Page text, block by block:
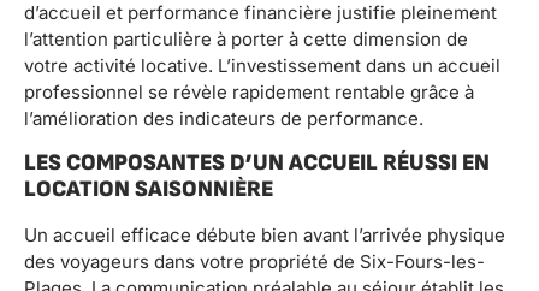
d’accueil et performance financière justifie pleinement
l’attention particulière à porter à cette dimension de
votre activité locative. L’investissement dans un accueil
professionnel se révèle rapidement rentable grâce à
l’amélioration des indicateurs de performance.
LES COMPOSANTES D’UN ACCUEIL RÉUSSI EN
LOCATION SAISONNIÈRE
Un accueil efficace débute bien avant l’arrivée physique
des voyageurs dans votre propriété de Six-Fours-les-